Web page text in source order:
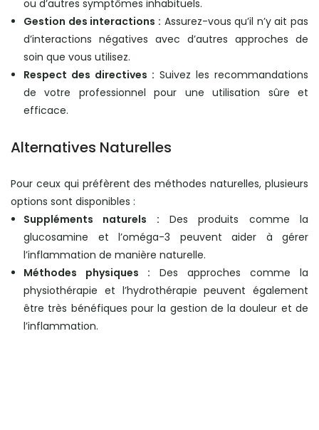
ou d’autres symptômes inhabituels.
Gestion des interactions : Assurez-vous qu’il n’y ait pas
d’interactions négatives avec d’autres approches de
soin que vous utilisez.
Respect des directives : Suivez les recommandations
de votre professionnel pour une utilisation sûre et
efficace.
Alternatives Naturelles
Pour ceux qui préfèrent des méthodes naturelles, plusieurs
options sont disponibles :
Suppléments naturels : Des produits comme la
glucosamine et l’oméga-3 peuvent aider à gérer
l’inflammation de manière naturelle.
Méthodes physiques : Des approches comme la
physiothérapie et l’hydrothérapie peuvent également
être très bénéfiques pour la gestion de la douleur et de
l’inflammation.